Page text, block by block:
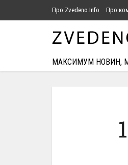
Про Zvedeno.Info Про
МАКСИМУМ НОВИН,